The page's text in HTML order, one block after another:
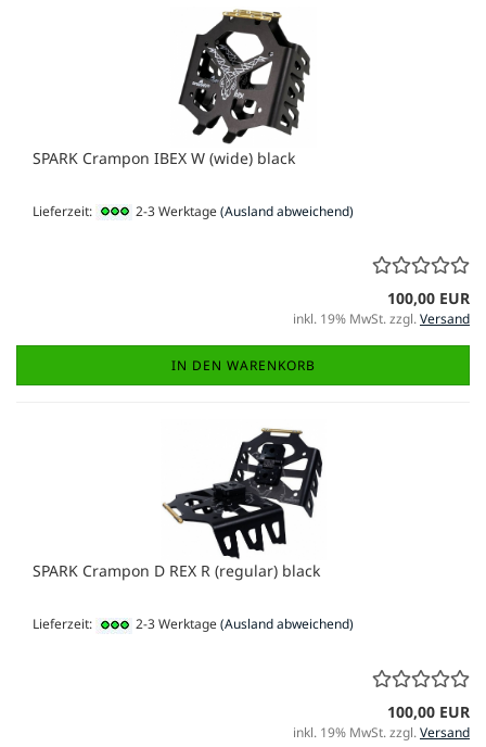
SPARK Crampon IBEX W (wide) black
Lieferzeit: 2-3 Werktage(Ausland abweichend)
100,00 EUR
inkl. 19% MwSt. zzgl.Versand
IN DEN WARENKORB
SPARK Crampon D REX R (regular) black
Lieferzeit: 2-3 Werktage(Ausland abweichend)
100,00 EUR
inkl. 19% MwSt. zzgl.Versand